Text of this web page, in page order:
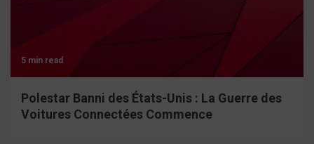
5 min read
Polestar Banni des États-Unis : La Guerre des
Voitures Connectées Commence